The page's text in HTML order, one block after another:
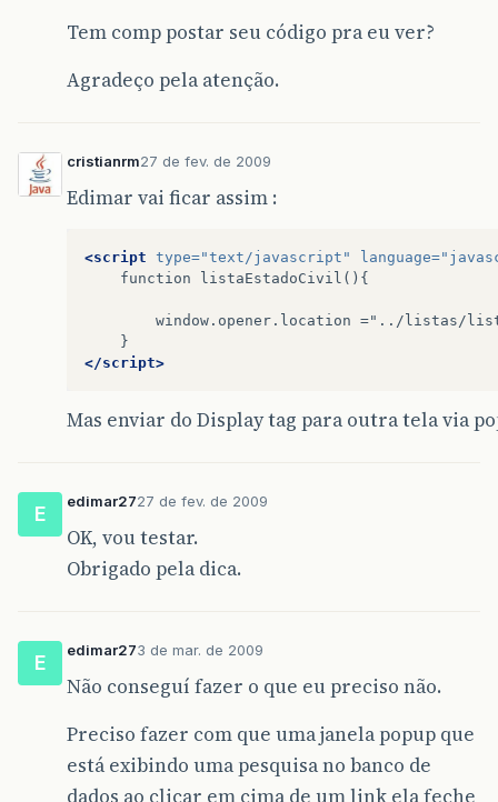
Tem comp postar seu código pra eu ver?
Agradeço pela atenção.
cristianrm27 de fev. de 2009
Edimar vai ficar assim :
<script type="text/javascript" language=
function
window.opener.location ="../listas/
</script>
Mas enviar do Display tag para outra tela via
E
edimar2727 de fev. de 2009
OK, vou testar.
Obrigado pela dica.
E
edimar273 de mar. de 2009
Não conseguí fazer o que eu preciso não.
Preciso fazer com que uma janela popup que
está exibindo uma pesquisa no banco de
dados ao clicar em cima de um link ela feche